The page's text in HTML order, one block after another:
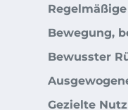
Bewegung,
Bewusster
Gezielte